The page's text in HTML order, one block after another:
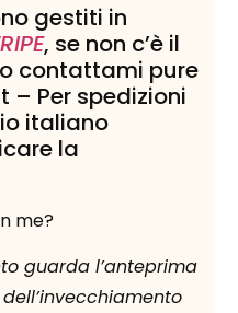
gestiti in
, se non c’è il
contattami pure
– Per spedizioni
italiano
la
me?
guarda l’anteprima